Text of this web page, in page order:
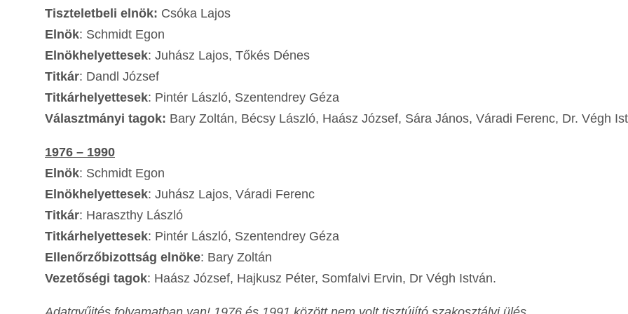
Tiszteletbeli elnök: Csóka Lajos
Elnök: Schmidt Egon
Elnökhelyettesek: Juhász Lajos, Tőkés Dénes
Titkár: Dandl József
Titkárhelyettesek: Pintér László, Szentendrey Géza
Választmányi tagok: Bary Zoltán, Bécsy László, Haász József, Sára János, Váradi Ferenc, Dr. Végh
1976 – 1990
Elnök: Schmidt Egon
Elnökhelyettesek: Juhász Lajos, Váradi Ferenc
Titkár: Haraszthy László
Titkárhelyettesek: Pintér László, Szentendrey Géza
Ellenőrzőbizottság elnöke: Bary Zoltán
Vezetőségi tagok: Haász József, Hajkusz Péter, Somfalvi Ervin, Dr Végh István.